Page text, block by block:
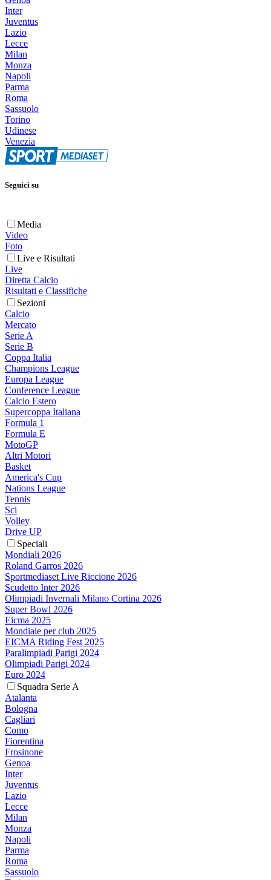
Inter
Juventus
Lazio
Lecce
Milan
Monza
Napoli
Parma
Roma
Sassuolo
Torino
Udinese
Venezia
Seguici su
Media
Video
Foto
Live e Risultati
Live
Diretta Calcio
Risultati e Classifiche
Sezioni
Calcio
Mercato
Serie A
Serie B
Coppa Italia
Champions League
Europa League
Conference League
Calcio Estero
Supercoppa Italiana
Formula 1
Formula E
MotoGP
Altri Motori
Basket
America's Cup
Nations League
Tennis
Sci
Volley
Drive UP
Speciali
Mondiali 2026
Roland Garros 2026
Sportmediaset Live Riccione 2026
Scudetto Inter 2026
Olimpiadi Invernali Milano Cortina 2026
Super Bowl 2026
Eicma 2025
Mondiale per club 2025
EICMA Riding Fest 2025
Paralimpiadi Parigi 2024
Olimpiadi Parigi 2024
Euro 2024
Squadra Serie A
Atalanta
Bologna
Cagliari
Como
Fiorentina
Frosinone
Genoa
Inter
Juventus
Lazio
Lecce
Milan
Monza
Napoli
Parma
Roma
Sassuolo